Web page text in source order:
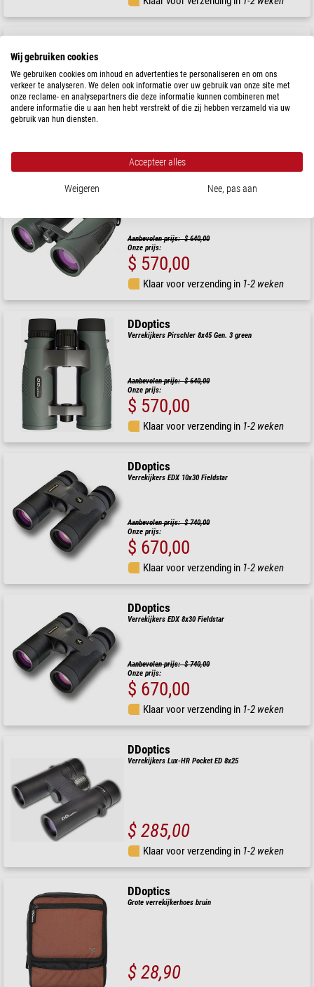
Aanbevolen prijs: $ 378,00
Onze prijs:
Verrekijkers Pirschler 10x45 Gen. 3 green
Aanbevolen prijs: $ 640,00
Onze prijs:
$ 570,00
Klaar voor verzending in 1-2 weken
DDoptics
Verrekijkers Pirschler 8x45 Gen. 3 green
Aanbevolen prijs: $ 640,00
Onze prijs:
$ 570,00
Klaar voor verzending in 1-2 weken
DDoptics
Verrekijkers EDX 10x30 Fieldstar
Aanbevolen prijs: $ 740,00
Onze prijs:
$ 670,00
Klaar voor verzending in 1-2 weken
DDoptics
Verrekijkers EDX 8x30 Fieldstar
Aanbevolen prijs: $ 740,00
Onze prijs:
$ 670,00
Klaar voor verzending in 1-2 weken
DDoptics
Verrekijkers Lux-HR Pocket ED 8x25
$ 285,00
Klaar voor verzending in 1-2 weken
DDoptics
Grote verrekijkerhoes bruin
$ 28,90
Wij gebruiken cookies
We gebruiken cookies om inhoud en advertenties te personaliseren en om ons
verkeer te analyseren. We delen ook informatie over uw gebruik van onze site met
onze reclame- en analysepartners die deze informatie kunnen combineren met
andere informatie die u aan hen hebt verstrekt of die zij hebben verzameld via uw
gebruik van hun diensten.
Accepteer alles
Weigeren Nee, pas aan